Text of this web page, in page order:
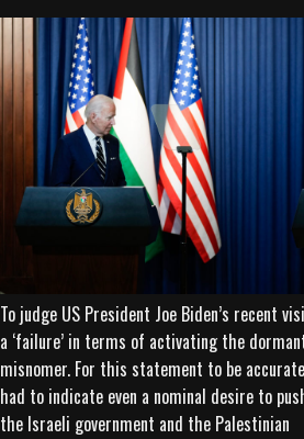
To judge US President Joe Biden’s recent
a ‘failure’ in terms of activating the
misnomer. For this statement to be
had to indicate even a nominal desire to
the Israeli government and the Palestinian